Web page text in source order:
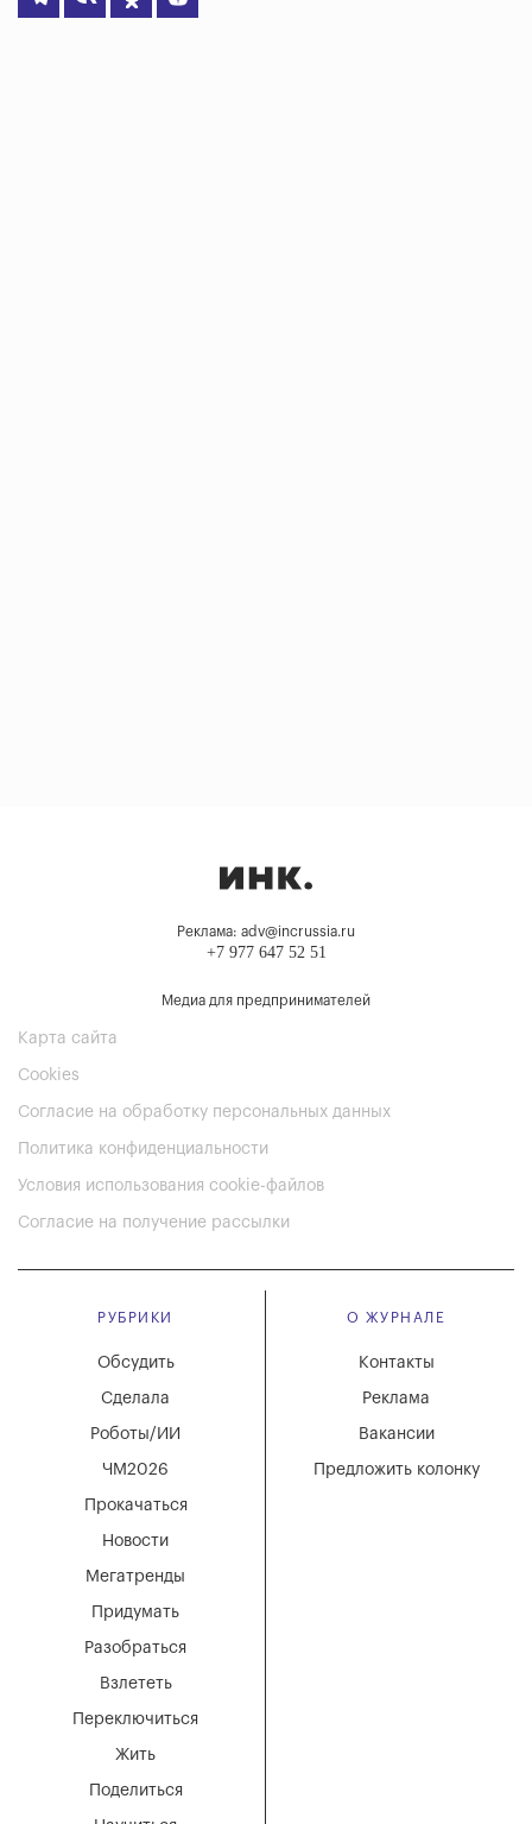
Реклама: adv@incrussia.ru
+7 977 647 52 51
Медиа для предпринимателей
Карта сайта
Cookies
Согласие на обработку персональных данных
Политика конфиденциальности
Условия использования cookie-файлов
Согласие на получение рассылки
РУБРИКИ
Мегатренды
Придумать
Разобраться
Взлететь
Новости
Переключиться
Жить
Поделиться
Обсудить
Сделала
Роботы/ИИ
ЧМ2026
Прокачаться
О ЖУРНАЛЕ
Вакансии
Реклама
Контакты
Предложить колонку